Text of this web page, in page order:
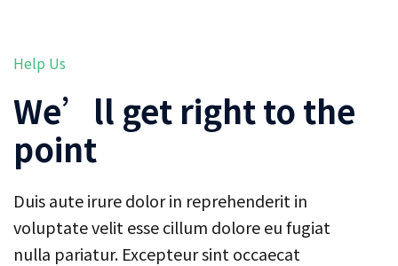
Help Us
We’ll get right to the
point
Duis aute irure dolor in reprehenderit in
voluptate velit esse cillum dolore eu fugiat
nulla pariatur. Excepteur sint occaecat